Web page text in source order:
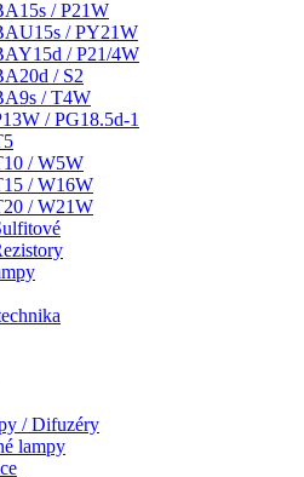
/ P21W
/ PY21W
/ P21/4W
/ S2
/ T4W
/ PG18.5d-1
/ W5W
/ W16W
/ W21W
/ Difuzéry
lampy